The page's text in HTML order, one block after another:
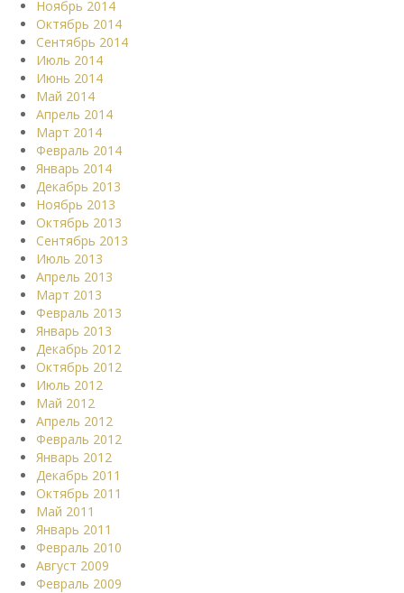
Ноябрь 2014
Октябрь 2014
Сентябрь 2014
Июль 2014
Июнь 2014
Май 2014
Апрель 2014
Март 2014
Февраль 2014
Январь 2014
Декабрь 2013
Ноябрь 2013
Октябрь 2013
Сентябрь 2013
Июль 2013
Апрель 2013
Март 2013
Февраль 2013
Январь 2013
Декабрь 2012
Октябрь 2012
Июль 2012
Май 2012
Апрель 2012
Февраль 2012
Январь 2012
Декабрь 2011
Октябрь 2011
Май 2011
Январь 2011
Февраль 2010
Август 2009
Февраль 2009